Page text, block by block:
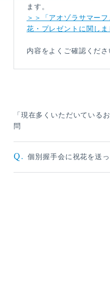
ます。
＞＞「アオゾラサマー
花・プレゼントに関しま
内容をよくご確認くださ
「現在多くいただいている
問
Q. 個別握手会に祝花を送